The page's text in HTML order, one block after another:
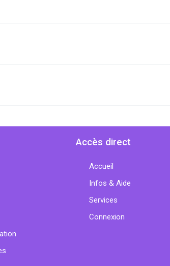
Accès direct
Accueil
Infos & Aide
Services
Connexion